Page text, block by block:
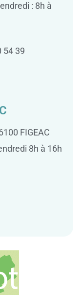
: 8h à
54 39
FIGEAC
8h à 16h